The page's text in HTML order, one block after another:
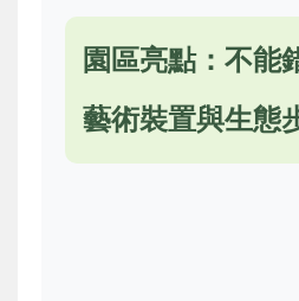
園區亮點：不能
藝術裝置與生態